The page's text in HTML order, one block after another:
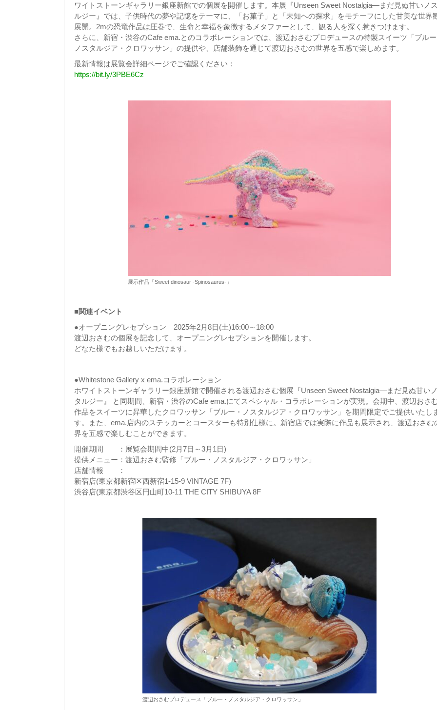
ワイトストーンギャラリー銀座新館での個展を開催します。本展『Unseen Sweet Nostalgia―まだ見ぬ甘いノ
ルジー』では、子供時代の夢や記憶をテーマに、「お菓子」と「未知への探求」をモチーフにした甘美な世界
展開。2mの恐竜作品は圧巻で、生命と幸福を象徴するメタファーとして、観る人を深く惹きつけます。
さらに、新宿・渋谷のCafe ema.とのコラボレーションでは、渡辺おさむプロデュースの特製スイーツ「ブル
ノスタルジア・クロワッサン」の提供や、店舗装飾を通じて渡辺おさむの世界を五感で楽しめます。
最新情報は展覧会詳細ページでご確認ください：
https://bit.ly/3PBE6Cz
展示作品「Sweet dinosaur -Spinosaurus-」
■関連イベント
●オープニングレセプション 2025年2月8日(土)16:00～18:00
渡辺おさむの個展を記念して、オープニングレセプションを開催します。
どなた様でもお越しいただけます。
●Whitestone Gallery x ema.コラボレーション
ホワイトストーンギャラリー銀座新館で開催される渡辺おさむ個展『Unseen Sweet Nostalgia―まだ見ぬ甘い
タルジー』 と同期間、新宿・渋谷のCafe ema.にてスペシャル・コラボレーションが実現。会期中、渡辺おさ
作品をスイーツに昇華したクロワッサン「ブルー・ノスタルジア・クロワッサン」を期間限定でご提供いたし
す。また、ema.店内のステッカーとコースターも特別仕様に。新宿店では実際に作品も展示され、渡辺おさむ
界を五感で楽しむことができます。
開催期間 ：展覧会期間中(2月7日～3月1日)
提供メニュー：渡辺おさむ監修「ブルー・ノスタルジア・クロワッサン」
店舗情報 ：
新宿店(東京都新宿区西新宿1-15-9 VINTAGE 7F)
渋谷店(東京都渋谷区円山町10-11 THE CITY SHIBUYA 8F
渡辺おさむプロデュース「ブルー・ノスタルジア・クロワッサン」